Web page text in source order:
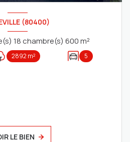
(80400)
Maison 23 pièce(s) 18 chambre(s) 600 m²
2892 m² 5
LE BIEN